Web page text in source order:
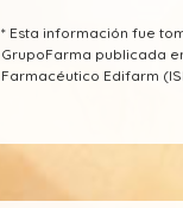
* Esta información fue
GrupoFarma publicada
Farmacéutico Edifarm